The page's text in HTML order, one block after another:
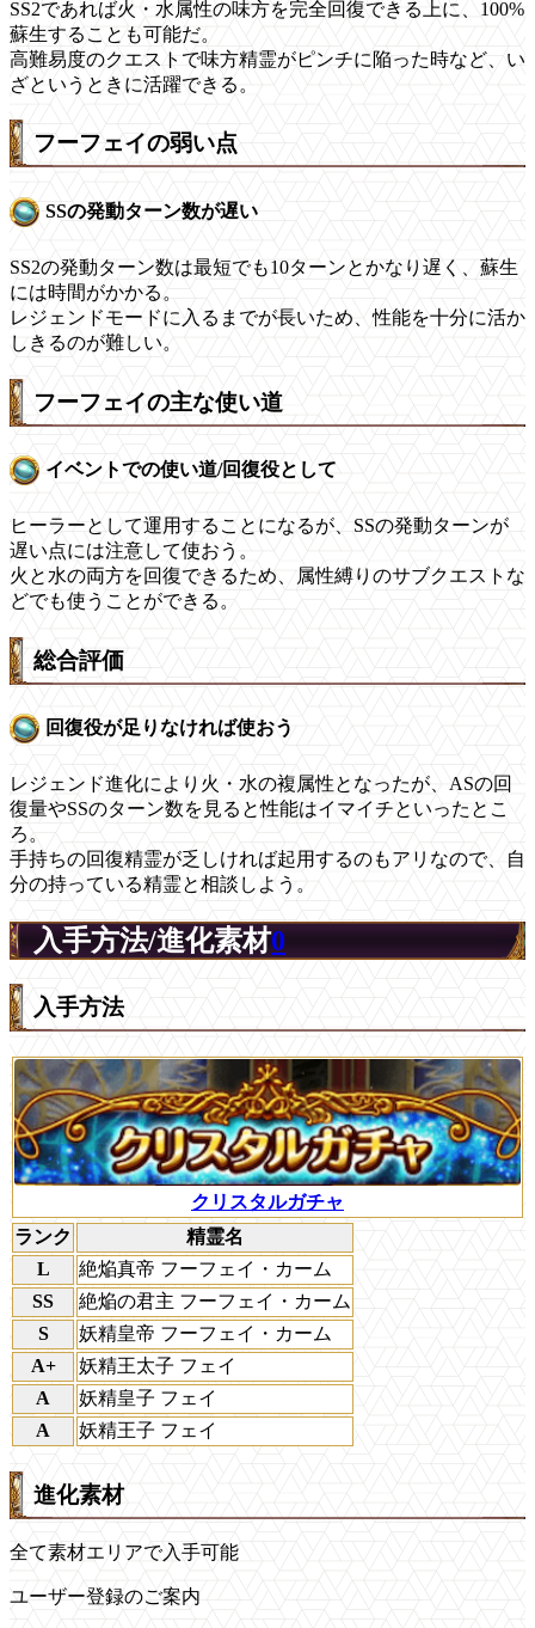
SS2であれば火・水属性の味方を完全回復できる上に、100%
蘇生することも可能だ。
高難易度のクエストで味方精霊がピンチに陥った時など、い
ざというときに活躍できる。
フーフェイの弱い点
SSの発動ターン数が遅い
SS2の発動ターン数は最短でも10ターンとかなり遅く、蘇生
には時間がかかる。
レジェンドモードに入るまでが長いため、性能を十分に活か
しきるのが難しい。
フーフェイの主な使い道
イベントでの使い道/回復役として
ヒーラーとして運用することになるが、SSの発動ターンが
遅い点には注意して使おう。
火と水の両方を回復できるため、属性縛りのサブクエストな
どでも使うことができる。
総合評価
回復役が足りなければ使おう
レジェンド進化により火・水の複属性となったが、ASの回
復量やSSのターン数を見ると性能はイマイチといったとこ
ろ。
手持ちの回復精霊が乏しければ起用するのもアリなので、自
分の持っている精霊と相談しよう。
入手方法/進化素材0
入手方法
クリスタルガチャ
ランク
精霊名
L
絶焔真帝 フーフェイ・カーム
SS
絶焔の君主 フーフェイ・カーム
S
妖精皇帝 フーフェイ・カーム
A+
妖精王太子 フェイ
A
妖精皇子 フェイ
A
妖精王子 フェイ
進化素材
全て素材エリアで入手可能
ユーザー登録のご案内